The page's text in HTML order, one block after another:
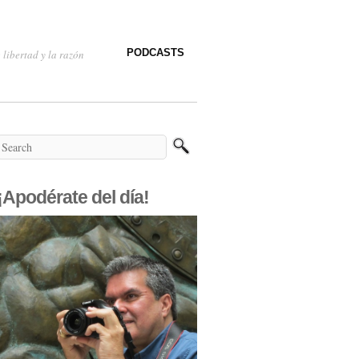
libertad y la razón PODCASTS
del día!